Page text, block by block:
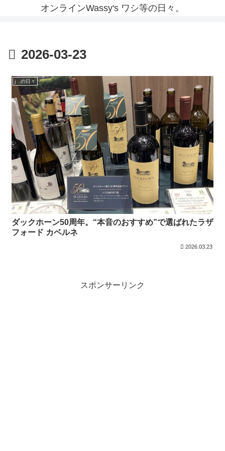
オンラインWassy's ワシ等の日々。
2026-03-23
j の日々
ダックホーン50周年。“本音のおすすめ”で選ばれたラザ
フォード カベルネ
2026.03.23
スポンサーリンク